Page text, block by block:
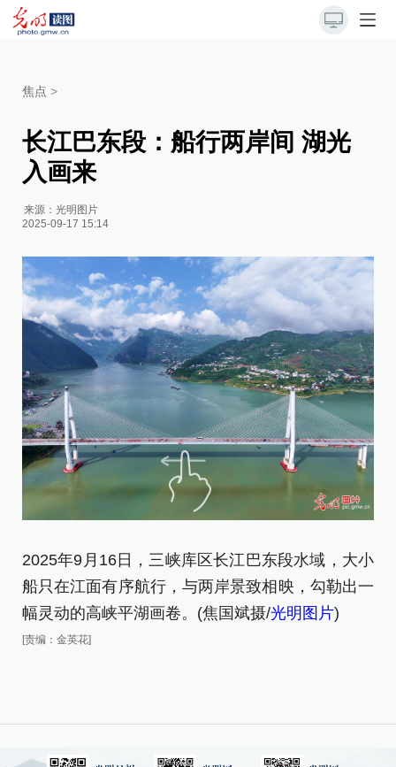
焦点 >
长江巴东段：船行两岸间 湖光
入画来
来源：光明图片
2025-09-17 15:14
2025年9月16日，三峡库区长江巴东段水域，大小
船只在江面有序航行，与两岸景致相映，勾勒出一
幅灵动的高峡平湖画卷。(焦国斌摄/光明图片)
[责编：金英花]
船